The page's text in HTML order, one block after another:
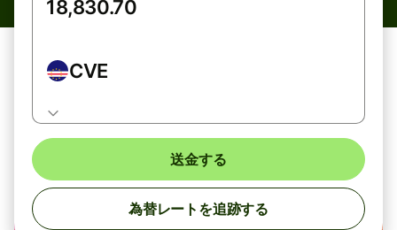
CVE
送金する
為替レートを追跡する